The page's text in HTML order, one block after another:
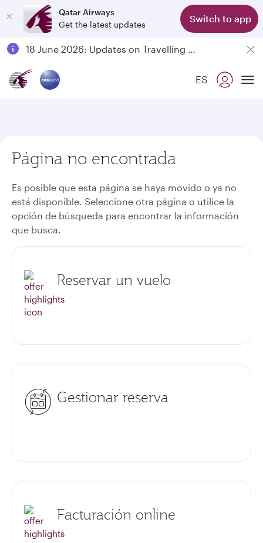
Qatar Airways
Get the latest updates
Switch to app
Passengers flying between Doha and Auckland on QR914 and QR915
18 June 2026: Updates on Travelling with Power Banks
ES
Página no encontrada
Es posible que esta página se haya movido o ya no
está disponible. Seleccione otra página o utilice la
opción de búsqueda para encontrar la información
que busca.
Reservar un vuelo
Gestionar reserva
Facturación online